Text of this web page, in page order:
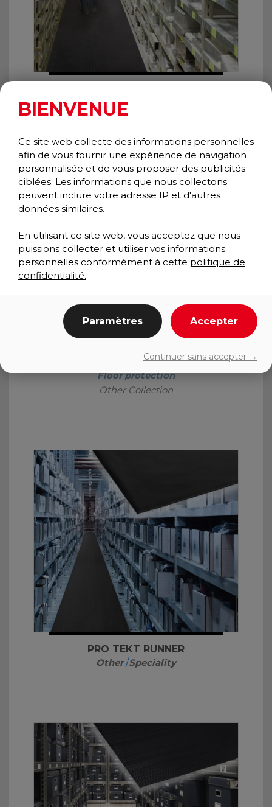
Speciality
DECK PLATE RUNNER
Floor protection
Other Collection
PRO TEKT RUNNER
Other /Speciality
BIENVENUE
Ce site web collecte des informations personnelles
afin de vous fournir une expérience de navigation
personnalisée et de vous proposer des publicités
ciblées. Les informations que nous collectons
peuvent inclure votre adresse IP et d'autres
données similaires.
En utilisant ce site web, vous acceptez que nous
puissions collecter et utiliser vos informations
personnelles conformément à cette politique de
confidentialité.
Paramètres Accepter
Continuer sans accepter →